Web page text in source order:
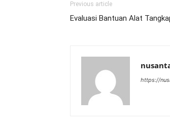
Previous article
Evaluasi Bantuan Alat
https://